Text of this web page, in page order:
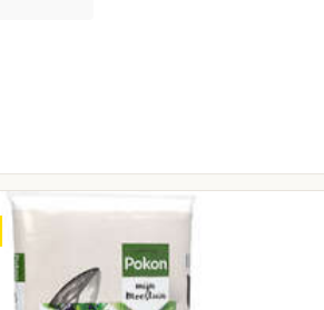
prijs € 12,50